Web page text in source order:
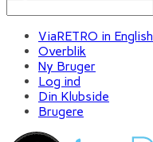
ViaRETRO in English
Overblik
Ny Bruger
Log ind
Din Klubside
Brugere